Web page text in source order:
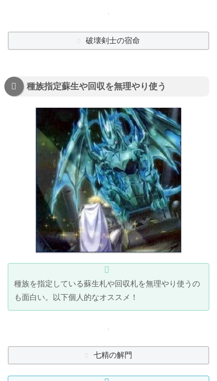
破壊剣士の宿命
種族指定蘇生や回収を無理やり使う
種族を指定している蘇生札や回収札を無理やり使うの
も面白い。以下個人的なオススメ！
七精の解門